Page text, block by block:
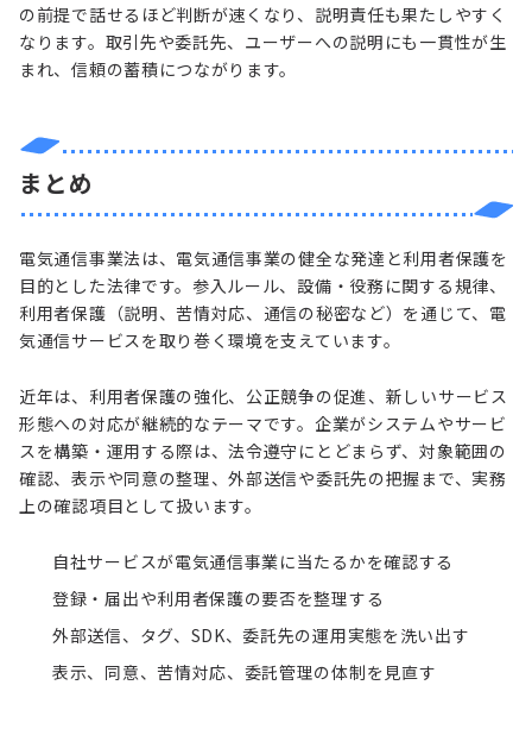
の前提で話せるほど判断が速くなり、説明責任も果たしやすく
なります。取引先や委託先、ユーザーへの説明にも一貫性が生
まれ、信頼の蓄積につながります。
まとめ
電気通信事業法は、電気通信事業の健全な発達と利用者保護を
目的とした法律です。参入ルール、設備・役務に関する規律、
利用者保護（説明、苦情対応、通信の秘密など）を通じて、電
気通信サービスを取り巻く環境を支えています。
近年は、利用者保護の強化、公正競争の促進、新しいサービス
形態への対応が継続的なテーマです。企業がシステムやサービ
スを構築・運用する際は、法令遵守にとどまらず、対象範囲の
確認、表示や同意の整理、外部送信や委託先の把握まで、実務
上の確認項目として扱います。
自社サービスが電気通信事業に当たるかを確認する
登録・届出や利用者保護の要否を整理する
外部送信、タグ、SDK、委託先の運用実態を洗い出す
表示、同意、苦情対応、委託管理の体制を見直す